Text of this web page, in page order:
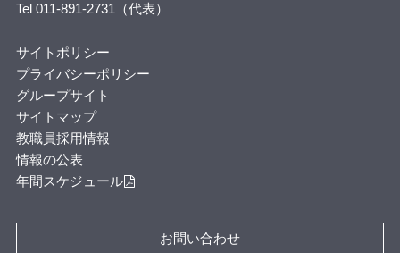
Tel 011-891-2731（代表）
サイトポリシー
プライバシーポリシー
グループサイト
サイトマップ
教職員採用情報
情報の公表
年間スケジュール
お問い合わせ